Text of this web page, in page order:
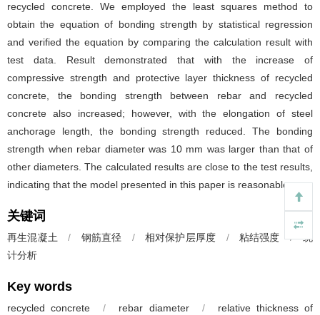
recycled concrete. We employed the least squares method to
obtain the equation of bonding strength by statistical regression
and verified the equation by comparing the calculation result with
test data. Result demonstrated that with the increase of
compressive strength and protective layer thickness of recycled
concrete, the bonding strength between rebar and recycled
concrete also increased; however, with the elongation of steel
anchorage length, the bonding strength reduced. The bonding
strength when rebar diameter was 10 mm was larger than that of
other diameters. The calculated results are close to the test results,
indicating that the model presented in this paper is reasonable.
关键词
再生混凝土 / 钢筋直径 / 相对保护层厚度 / 粘结强度 /
统
计分析
Key words
recycled concrete / rebar diameter /
relative thickness of